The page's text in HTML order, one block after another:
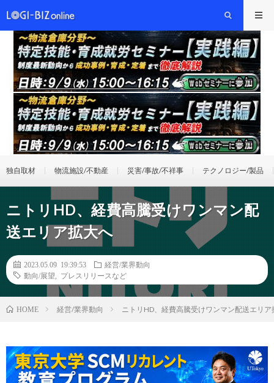
独自取材 物流施設/不動産 災害/事故/不祥事 テクノロジー/製品
ニトリHD、経費高騰受けワンマン配
送エリア拡大へ
2023.05.09 19:39:53
経営/業界動向
動向/展望
プレスリリースなど
HOME 経営/業界動向 ニトリHD、経費高騰受けワンマン配送エリア